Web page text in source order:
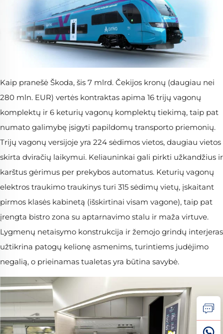
Kaip pranešė Škoda, šis 7 mlrd. Čekijos kronų (daugiau nei
280 mln. EUR) vertės kontraktas apima 16 trijų vagonų
komplektų ir 6 keturių vagonų komplektų tiekimą, taip pat
numato galimybę įsigyti papildomų transporto priemonių.
Trijų vagonų versijoje yra 224 sėdimos vietos, daugiau vietos
skirta dviračių laikymui. Keliauninkai gali pirkti užkandžius ir
karštus gėrimus per prekybos automatus. Keturių vagonų
elektros traukimo traukinys turi 315 sėdimų vietų, įskaitant
pirmos klasės kabinetą (išskirtinai visam vagone), taip pat
įrengta bistro zona su aptarnavimo stalu ir maža virtuve.
Lygmenų netaisymo konstrukcija ir žemojo grindų interjeras
užtikrina patogų kelionę asmenims, turintiems judėjimo
negalią, o prieinamas tualetas yra būtina savybė.